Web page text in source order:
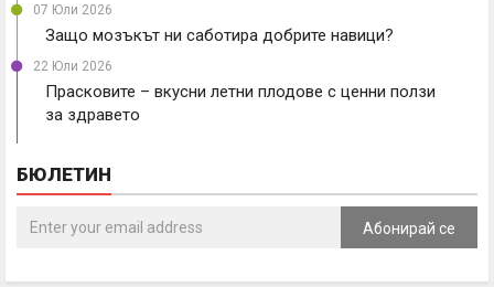
07 Юли 2026
Защо мозъкът ни саботира добрите навици?
22 Юли 2026
Прасковите – вкусни летни плодове с ценни ползи
за здравето
БЮЛЕТИН
Абонирай се